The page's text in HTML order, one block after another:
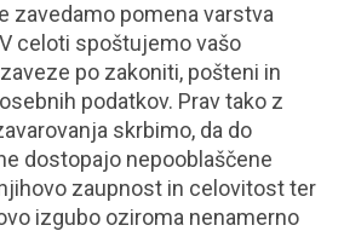
zavedamo pomena varstva
celoti spoštujemo vašo
po zakoniti, pošteni in
podatkov. Prav tako z
skrbimo, da do
dostopajo nepooblaščene
zaupnost in celovitost ter
izgubo oziroma nenamerno